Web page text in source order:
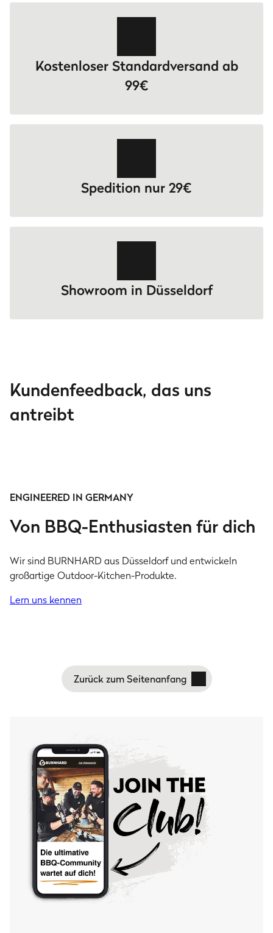
Kostenloser Standardversand ab
99€
Spedition nur 29€
Showroom in Düsseldorf
Kundenfeedback, das uns
antreibt
ENGINEERED IN GERMANY
Von BBQ-Enthusiasten für dich
Wir sind BURNHARD aus Düsseldorf und entwickeln
großartige Outdoor-Kitchen-Produkte.
Lern uns kennen
Zurück zum Seitenanfang